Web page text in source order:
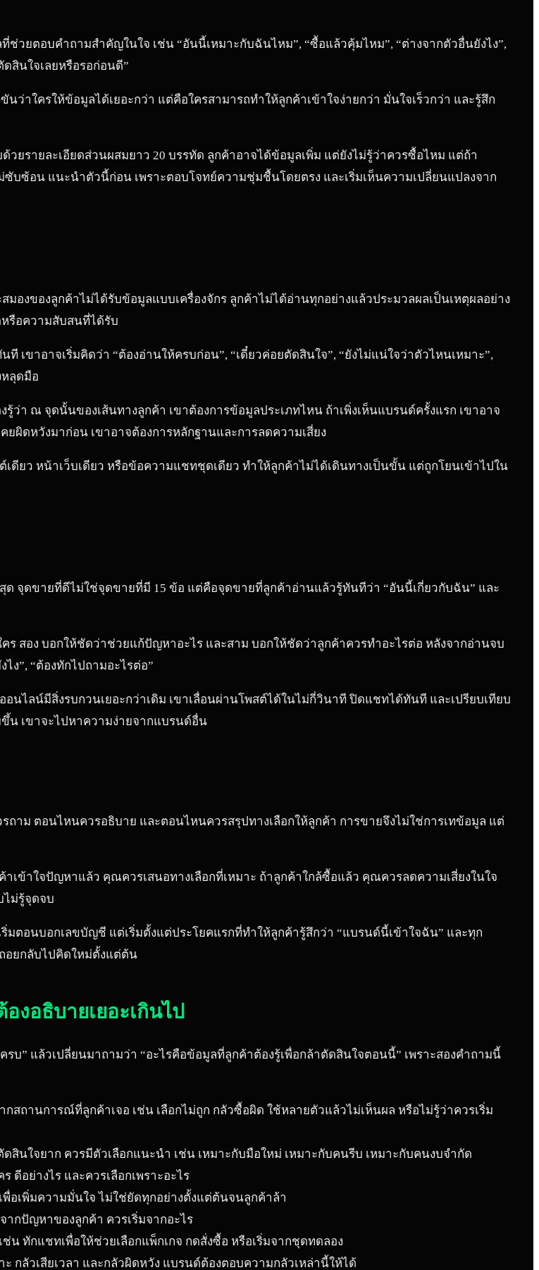
วยตอบคำถามสำคัญในใจ เช่น “อันนี้เหมาะกับฉันไหม”, “ซื้อแล้วคุ้มไหม”, “ต่างจากตัวอื่นยังไง”,
สินใจเลยหรือรอก่อนดี”
ว่าใครให้ข้อมูลได้เยอะกว่า แต่คือใครสามารถทำให้ลูกค้าเข้าใจง่ายกว่า มั่นใจเร็วกว่า และรู้สึก
ยรายละเอียดส่วนผสมยาว 20 บรรทัด ลูกค้าอาจได้ข้อมูลเพิ่ม แต่ยังไม่รู้ว่าควรซื้อไหม แต่ถ้า
ซ้อน แนะนำตัวนี้ก่อน เพราะตอบโจทย์ความชุ่มชื้นโดยตรง และเริ่มเห็นความเปลี่ยนแปลงจาก
องของลูกค้าไม่ได้รับข้อมูลแบบเครื่องจักร ลูกค้าไม่ได้อ่านทุกอย่างแล้วประมวลผลเป็นเหตุผลอย่าง
รือความสับสนที่ได้รับ
เขาอาจเริ่มคิดว่า “ต้องอ่านให้ครบก่อน”, “เดี๋ยวค่อยตัดสินใจ”, “ยังไม่แน่ใจว่าตัวไหนเหมาะ”,
ลุดมือ
ว่า ณ จุดนั้นของเส้นทางลูกค้า เขาต้องการข้อมูลประเภทไหน ถ้าเพิ่งเห็นแบรนด์ครั้งแรก เขาอาจ
ยผิดหวังมาก่อน เขาอาจต้องการหลักฐานและการลดความเสี่ยง
ยว หน้าเว็บเดียว หรือข้อความแชทชุดเดียว ทำให้ลูกค้าไม่ได้เดินทางเป็นขั้น แต่ถูกโยนเข้าไปใน
จุดขายที่ดีไม่ใช่จุดขายที่มี 15 ข้อ แต่คือจุดขายที่ลูกค้าอ่านแล้วรู้ทันทีว่า “อันนี้เกี่ยวกับฉัน” และ
ร สอง บอกให้ชัดว่าช่วยแก้ปัญหาอะไร และสาม บอกให้ชัดว่าลูกค้าควรทำอะไรต่อ หลังจากอ่านจบ
ง”, “ต้องทักไปถามอะไรต่อ”
นไลน์มีสิ่งรบกวนเยอะกว่าเดิม เขาเลื่อนผ่านโพสต์ได้ในไม่กี่วินาที ปิดแชทได้ทันที และเปรียบเทียบ
น เขาจะไปหาความง่ายจากแบรนด์อื่น
ม ตอนไหนควรอธิบาย และตอนไหนควรสรุปทางเลือกให้ลูกค้า การขายจึงไม่ใช่การเทข้อมูล แต่
ข้าใจปัญหาแล้ว คุณควรเสนอทางเลือกที่เหมาะ ถ้าลูกค้าใกล้ซื้อแล้ว คุณควรลดความเสี่ยงในใจ
ไม่รู้จุดจบ
มตอนบอกเลขบัญชี แต่เริ่มตั้งแต่ประโยคแรกที่ทำให้ลูกค้ารู้สึกว่า “แบรนด์นี้เข้าใจฉัน” และทุก
อยกลับไปคิดใหม่ตั้งแต่ต้น
งอธิบายเยอะเกินไป
บ” แล้วเปลี่ยนมาถามว่า “อะไรคือข้อมูลที่ลูกค้าต้องรู้เพื่อกล้าตัดสินใจตอนนี้” เพราะสองคำถามนี้
สถานการณ์ที่ลูกค้าเจอ เช่น เลือกไม่ถูก กลัวซื้อผิด ใช้หลายตัวแล้วไม่เห็นผล หรือไม่รู้ว่าควรเริ่ม
สินใจยาก ควรมีตัวเลือกแนะนำ เช่น เหมาะกับมือใหม่ เหมาะกับคนรีบ เหมาะกับคนงบจำกัด
ดีอย่างไร และควรเลือกเพราะอะไร
พื่อเพิ่มความมั่นใจ ไม่ใช่ยัดทุกอย่างตั้งแต่ต้นจนลูกค้าล้า
ากปัญหาของลูกค้า ควรเริ่มจากอะไร
ทักแชทเพื่อให้ช่วยเลือกแพ็กเกจ กดสั่งซื้อ หรือเริ่มจากชุดทดลอง
กลัวเสียเวลา และกลัวผิดหวัง แบรนด์ต้องตอบความกลัวเหล่านี้ให้ได้